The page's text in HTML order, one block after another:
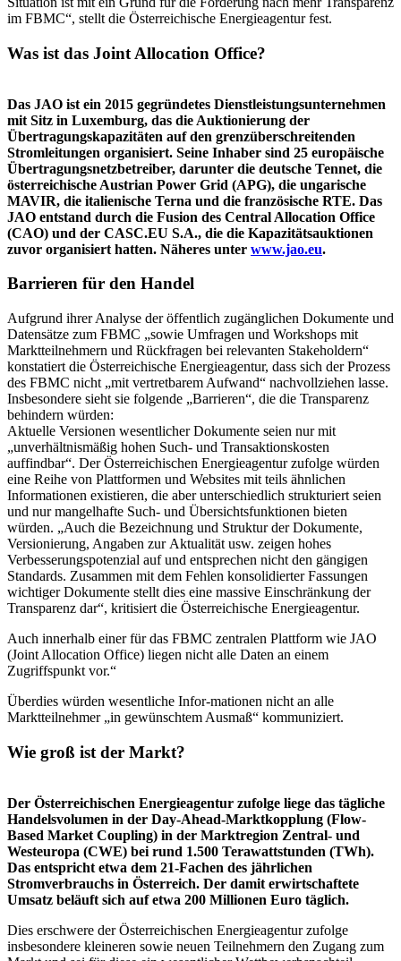
im FBMC“, stellt die Österreichische Energieagentur fest.
Was ist das Joint Allocation Office?
Das JAO ist ein 2015 gegründetes Dienstleistungsunternehmen
mit Sitz in Luxemburg, das die Auktionierung der
Übertragungskapazitäten auf den grenzüberschreitenden
Stromleitungen organisiert. Seine Inhaber sind 25 europäische
Übertragungsnetzbetreiber, darunter die deutsche Tennet, die
österreichische Austrian Power Grid (APG), die ungarische
MAVIR, die italienische Terna und die französische RTE. Das
JAO entstand durch die Fusion des Central Allocation Office
(CAO) und der CASC.EU S.A., die die Kapazitätsauktionen
zuvor organisiert hatten. Näheres unter www.jao.eu.
Barrieren für den Handel
Aufgrund ihrer Analyse der öffentlich zugänglichen Dokumente und
Datensätze zum FBMC „sowie Umfragen und Workshops mit
Marktteilnehmern und Rückfragen bei relevanten Stakeholdern“
konstatiert die Österreichische Energieagentur, dass sich der Prozess
des FBMC nicht „mit vertretbarem Aufwand“ nachvollziehen lasse.
Insbesondere sieht sie folgende „Barrieren“, die die Transparenz
behindern würden:
Aktuelle Versionen wesentlicher Dokumente seien nur mit
„unverhältnismäßig hohen Such- und Transaktionskosten
auffindbar“. Der Österreichischen Energieagentur zufolge würden
eine Reihe von Plattformen und Websites mit teils ähnlichen
Informationen existieren, die aber unterschiedlich strukturiert seien
und nur mangelhafte Such- und Übersichtsfunktionen bieten
würden. „Auch die Bezeichnung und Struktur der Dokumente,
Versionierung, Angaben zur Aktualität usw. zeigen hohes
Verbesserungspotenzial auf und entsprechen nicht den gängigen
Standards. Zusammen mit dem Fehlen konsolidierter Fassungen
wichtiger Dokumente stellt dies eine massive Einschränkung der
Transparenz dar“, kritisiert die Österreichische Energieagentur.
Auch innerhalb einer für das FBMC zentralen Plattform wie JAO
(Joint Allocation Office) liegen nicht alle Daten an einem
Zugriffspunkt vor.“
Überdies würden wesentliche Infor-mationen nicht an alle
Marktteilnehmer „in gewünschtem Ausmaß“ kommuniziert.
Wie groß ist der Markt?
Der Österreichischen Energieagentur zufolge liege das tägliche
Handelsvolumen in der Day-Ahead-Marktkopplung (Flow-
Based Market Coupling) in der Marktregion Zentral- und
Westeuropa (CWE) bei rund 1.500 Terawattstunden (TWh).
Das entspricht etwa dem 21-Fachen des jährlichen
Stromverbrauchs in Österreich. Der damit erwirtschaftete
Umsatz beläuft sich auf etwa 200 Millionen Euro täglich.
Dies erschwere der Österreichischen Energieagentur zufolge
insbesondere kleineren sowie neuen Teilnehmern den Zugang zum